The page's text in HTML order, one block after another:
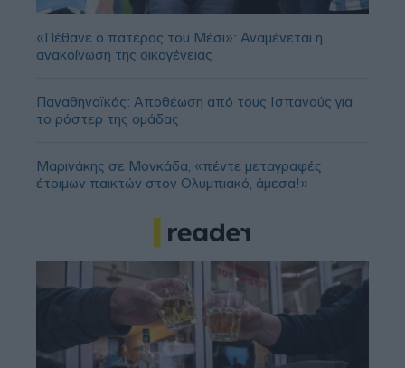
«Πέθανε ο πατέρας του Μέσι»: Αναμένεται η
ανακοίνωση της οικογένειας
Παναθηναϊκός: Αποθέωση από τους Ισπανούς για
το ρόστερ της ομάδας
Μαρινάκης σε Μονκάδα, «πέντε μεταγραφές
έτοιμων παικτών στον Ολυμπιακό, άμεσα!»